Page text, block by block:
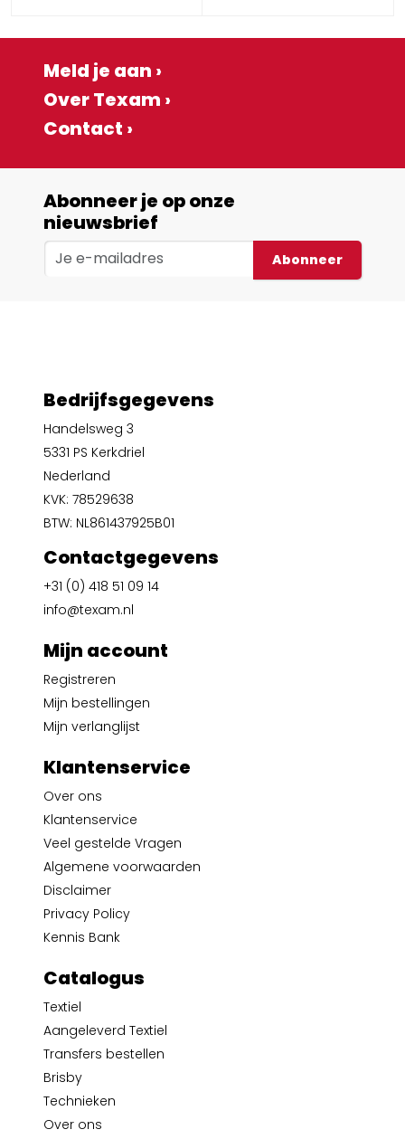
Meld je aan ›
Over Texam ›
Contact ›
Abonneer je op onze
nieuwsbrief
Abonneer
Bedrijfsgegevens
Handelsweg 3
5331 PS Kerkdriel
Nederland
KVK: 78529638
BTW: NL861437925B01
Contactgegevens
+31 (0) 418 51 09 14
info@texam.nl
Mijn account
Registreren
Mijn bestellingen
Mijn verlanglijst
Klantenservice
Over ons
Klantenservice
Veel gestelde Vragen
Algemene voorwaarden
Disclaimer
Privacy Policy
Kennis Bank
Catalogus
Textiel
Aangeleverd Textiel
Transfers bestellen
Brisby
Technieken
Over ons